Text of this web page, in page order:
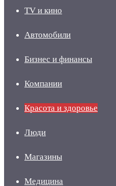
TV и кино
Автомобили
Бизнес и финансы
Компании
Красота и здоровье
Люди
Магазины
Медицина